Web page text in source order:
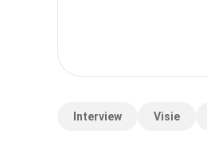
Interview Visie